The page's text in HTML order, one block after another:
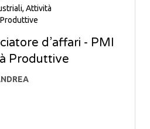
d’affari - PMI
Produttive